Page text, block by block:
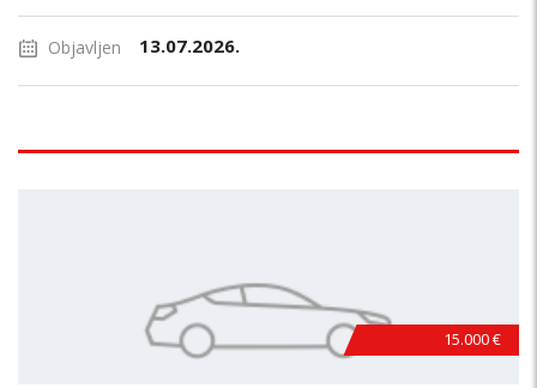
Objavljen 13.07.2026.
15.000 €